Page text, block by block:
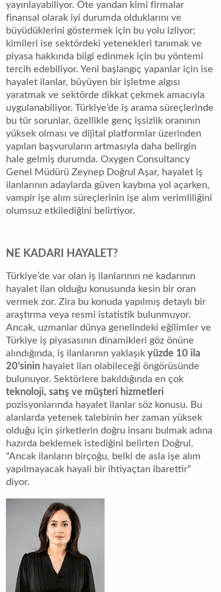
yayınlayabiliyor. Öte yandan kimi firmalar
finansal olarak iyi durumda olduklarını ve
büyüdüklerini göstermek için bu yolu izliyor;
kimileri ise sektördeki yetenekleri tanımak ve
piyasa hakkında bilgi edinmek için bu yöntemi
tercih edebiliyor. Yeni başlangıç yapanlar için ise
hayalet ilanlar, büyüyen bir işletme algısı
yaratmak ve sektörde dikkat çekmek amacıyla
uygulanabiliyor. Türkiye’de iş arama süreçlerinde
bu tür sorunlar, özellikle genç işsizlik oranının
yüksek olması ve dijital platformlar üzerinden
yapılan başvuruların artmasıyla daha belirgin
hale gelmiş durumda. Oxygen Consultancy
Genel Müdürü Zeynep Doğrul Aşar, hayalet iş
ilanlarının adaylarda güven kaybına yol açarken,
vampir işe alım süreçlerinin işe alım verimliliğini
olumsuz etkilediğini belirtiyor.
NE KADARI HAYALET?
Türkiye’de var olan iş ilanlarının ne kadarının
hayalet ilan olduğu konusunda kesin bir oran
vermek zor. Zira bu konuda yapılmış detaylı bir
araştırma veya resmi istatistik bulunmuyor.
Ancak, uzmanlar dünya genelindeki eğilimler ve
Türkiye iş piyasasının dinamikleri göz önüne
alındığında, iş ilanlarının yaklaşık yüzde 10 ila
20’sinin hayalet ilan olabileceği öngörüsünde
bulunuyor. Sektörlere bakıldığında en çok
teknoloji, satış ve müşteri hizmetleri
pozisyonlarında hayalet ilanlar söz konusu. Bu
alanlarda yetenek talebinin her zaman yüksek
olduğu için şirketlerin doğru insanı bulmak adına
hazırda beklemek istediğini belirten Doğrul,
“Ancak ilanların birçoğu, belki de asla işe alım
yapılmayacak hayali bir ihtiyaçtan ibarettir”
diyor.